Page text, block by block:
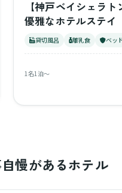
【神戸ベイシェラ
優雅なホテルステイ
貸切風呂 離乳食 ベッ
1名1泊〜
慢があるホテル
43